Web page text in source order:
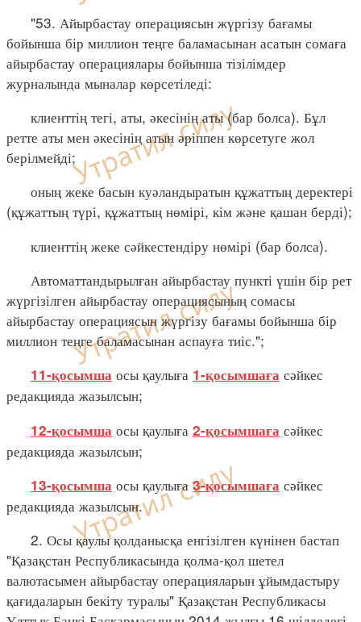
"53. Айырбастау операциясын жүргізу бағамы
бойынша бір миллион теңге баламасынан асатын сомаға
айырбастау операциялары бойынша тізілімдер
журналында мыналар көрсетіледі:
клиенттің тегі, аты, әкесінің аты (бар болса). Бұл
ретте аты мен әкесінің атын әріппен көрсетуге жол
берілмейді;
оның жеке басын куәландыратын құжаттың деректері
(құжаттың түрі, құжаттың нөмірі, кім және қашан берді);
клиенттің жеке сәйкестендіру нөмірі (бар болса).
Автоматтандырылған айырбастау пункті үшін бір рет
жүргізілген айырбастау операциясының сомасы
айырбастау операциясын жүргізу бағамы бойынша бір
миллион теңге баламасынан аспауға тиіс.";
11-қосымша осы қаулыға 1-қосымшаға сәйкес
редакцияда жазылсын;
12-қосымша осы қаулыға 2-қосымшаға сәйкес
редакцияда жазылсын;
13-қосымша осы қаулыға3-қосымшаға сәйкес
редакцияда жазылсын.
2. Осы қаулы қолданысқа енгізілген күнінен бастап
"Қазақстан Республикасында қолма-қол шетел
валютасымен айырбастау операцияларын ұйымдастыру
қағидаларын бекіту туралы" Қазақстан Республикасы